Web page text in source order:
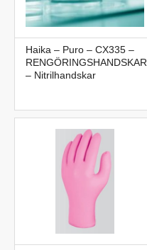
Haika – Puro – CX335 –
RENGÖRINGSHANDSKAR
– Nitrilhandskar